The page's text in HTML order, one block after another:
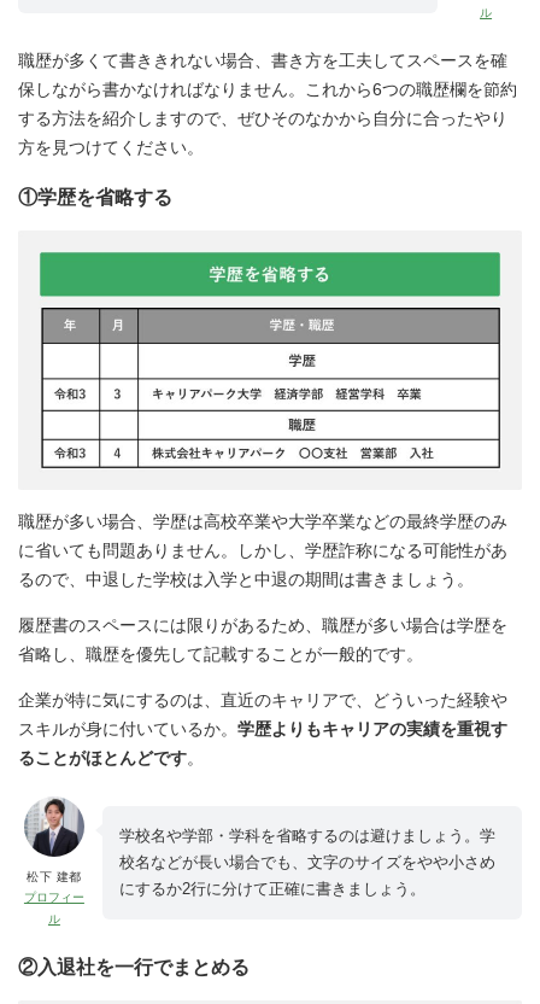
ル
職歴が多くて書ききれない場合、書き方を工夫してスペースを確
保しながら書かなければなりません。これから6つの職歴欄を節約
する方法を紹介しますので、ぜひそのなかから自分に合ったやり
方を見つけてください。
①学歴を省略する
職歴が多い場合、学歴は高校卒業や大学卒業などの最終学歴のみ
に省いても問題ありません。しかし、学歴詐称になる可能性があ
るので、中退した学校は入学と中退の期間は書きましょう。
履歴書のスペースには限りがあるため、職歴が多い場合は学歴を
省略し、職歴を優先して記載することが一般的です。
企業が特に気にするのは、直近のキャリアで、どういった経験や
スキルが身に付いているか。 学歴よりもキャリアの実績を重視す
ることがほとんどです。
松下 建都
プロフィー
ル
学校名や学部・学科を省略するのは避けましょう。学
校名などが長い場合でも、文字のサイズをやや小さめ
にするか2行に分けて正確に書きましょう。
②入退社を一行でまとめる